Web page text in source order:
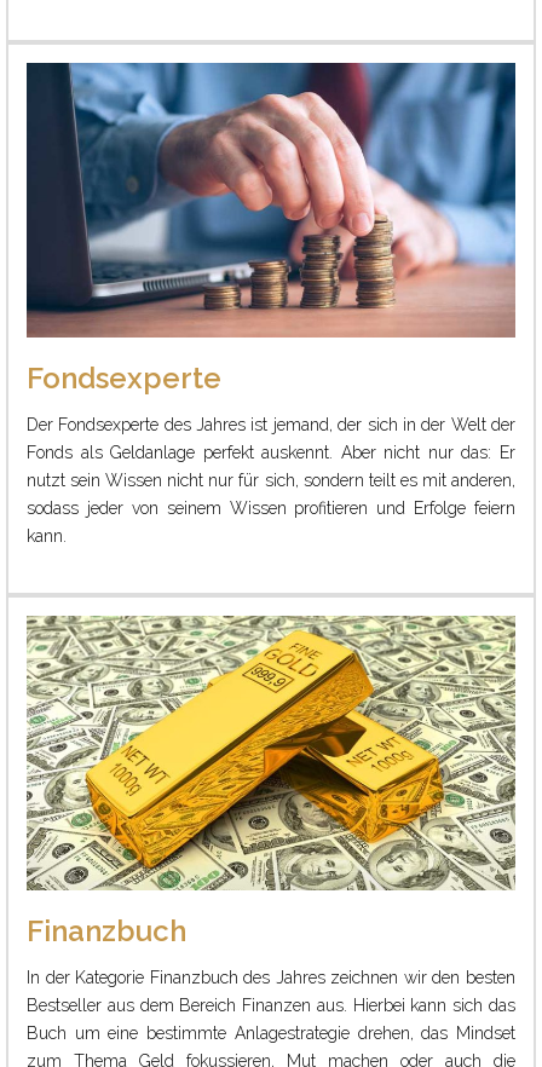
Fondsexperte
Der Fondsexperte des Jahres ist jemand, der sich in der Welt der
Fonds als Geldanlage perfekt auskennt. Aber nicht nur das: Er
nutzt sein Wissen nicht nur für sich, sondern teilt es mit anderen,
sodass jeder von seinem Wissen profitieren und Erfolge feiern
kann.
Finanzbuch
In der Kategorie Finanzbuch des Jahres zeichnen wir den besten
Bestseller aus dem Bereich Finanzen aus. Hierbei kann sich das
Buch um eine bestimmte Anlagestrategie drehen, das Mindset
zum Thema Geld fokussieren, Mut machen oder auch die